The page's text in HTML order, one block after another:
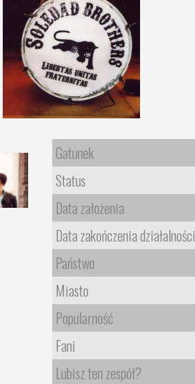
Gatunek
Status
Data założenia
Data zakończenia działalności
Państwo
Miasto
Popularność
Fani
Lubisz ten zespół?